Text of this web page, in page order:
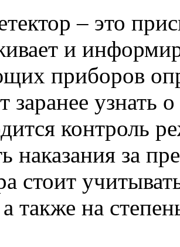
– это
и
приборов
заранее узнать
контроль
наказания за
стоит
также на